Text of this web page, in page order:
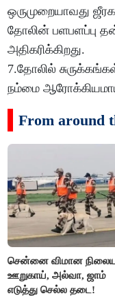
ஒருமுறையாவது
தோலின் பளபளப்பு
அதிகரிக்கிறது.
7.தோலில்
நம்மை
From around
சென்னை விமான
ஊறுகாய், அல்வா, ஜாம்
எடுத்து செல்ல தடை!